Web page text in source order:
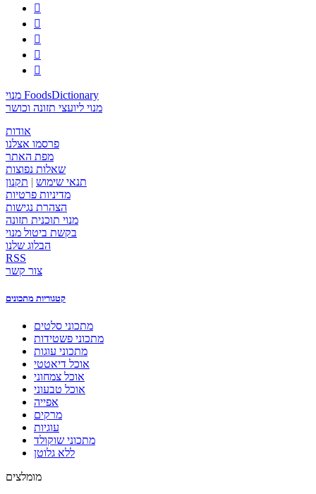





מנוי FoodsDictionary
מנוי ליועצי תזונה וכושר
אודות
פרסמו אצלנו
מפת האתר
שאלות נפוצות
תנאי שימוש | תקנון
מדיניות פרטיות
הצהרת נגישות
מנוי תוכנית תזונה
בקשת ביטול מנוי
הבלוג שלנו
RSS
צור קשר
קטגוריות מתכונים
מתכוני סלטים
מתכוני פשטידות
מתכוני עוגות
אוכל דיאטטי
אוכל צמחוני
אוכל טבעוני
אפייה
מרקים
עוגיות
מתכוני שוקולד
ללא גלוטן
מומלצים